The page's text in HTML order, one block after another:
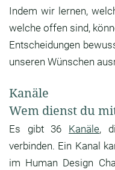
Indem wir lernen,
welche offen sind,
Entscheidungen
unseren Wünschen
Kanäle
Wem dienst du
Es gibt 36 Kanäle,
verbinden. Ein Kanal
im Human Design